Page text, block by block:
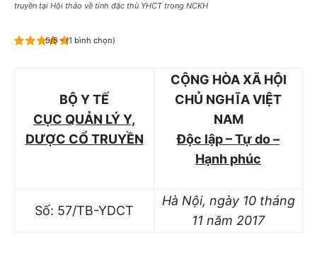
truyền tại Hội thảo về tính đặc thù YHCT trong NCKH
5/5 - (1 bình chọn)
BỘ Y TẾ
CỤC QUẢN LÝ Y,
DƯỢC CỔ TRUYỀN
CỘNG HÒA XÃ HỘI
CHỦ NGHĨA VIỆT
NAM
Độc lập – Tự do –
Hạnh phúc
Số: 57/TB-YDCT
Hà Nội, ngày 10 tháng
11 năm 2017